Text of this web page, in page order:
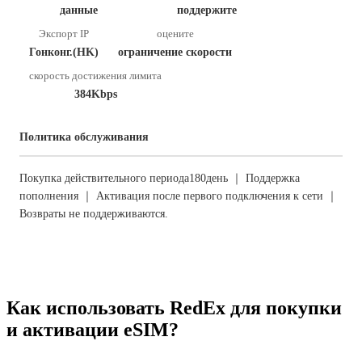
данные
поддержите
Экспорт IP
Гонконг.(HK)
оцените
ограничение скорости
скорость достижения лимита
384Kbps
Политика обслуживания
Покупка действительного периода180день ｜ Поддержка
пополнения ｜ Активация после первого подключения к сети ｜
Возвраты не поддерживаются.
Как использовать RedEx для покупки
и активации eSIM?